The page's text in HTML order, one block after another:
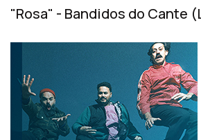
"Rosa" - Bandidos do Cante